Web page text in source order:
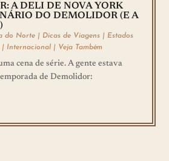
A DELI DE NOVA YORK
DO DEMOLIDOR (E A
do Norte | Dicas de Viagens | Estados
| Internacional | Veja Também
cena de série. A gente estava
de Demolidor: